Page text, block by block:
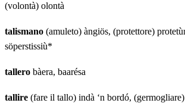
(volontà) olontà
talismano (amuleto) àngiös, (protettore)
söperstissiù*
tallero bàera, baarésa
tallire (fare il tallo) indà ‘n bordó,